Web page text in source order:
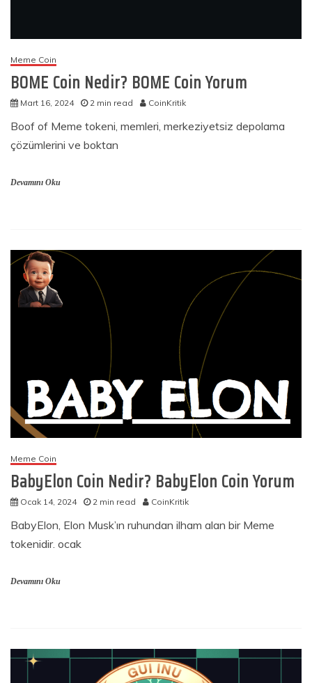
Meme Coin
BOME Coin Nedir? BOME Coin Yorum
Mart 16, 2024 2 min read CoinKritik
Boof of Meme tokeni, memleri, merkeziyetsiz depolama
çözümlerini ve boktan
Devamını Oku
Meme Coin
BabyElon Coin Nedir? BabyElon Coin Yorum
Ocak 14, 2024 2 min read CoinKritik
BabyElon, Elon Musk’ın ruhundan ilham alan bir Meme
tokenidir. ocak
Devamını Oku